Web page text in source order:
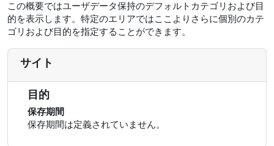
この概要ではユーザデータ保持のデフォルトカテゴリおよび目
的を表示します。特定のエリアではここよりさらに個別のカテ
ゴリおよび目的を指定することができます。
サイト
目的
保存期間
保存期間は定義されていません。